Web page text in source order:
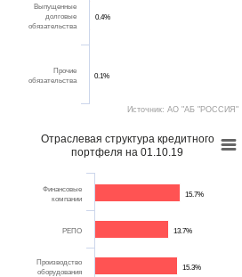
0.4%
0.1%
Выпущенные
долговые
обязательства
Прочие
обязательства
Источник: АО "АБ "РОССИЯ"
Отраслевая структура кредитного
портфеля на 01.10.19
15.7%
13.7%
15.3%
Финансовые
компании
РЕПО
Производство
оборудования